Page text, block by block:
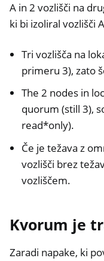
A in 2 vozlišči na
ki bi izoliral vozlišči
Tri vozlišča na
primeru 3), zato
The 2 nodes in
quorum (still 3),
read*only).
Če je težava z
vozlišči brez
vozliščem.
Kvorum je
Zaradi napake, ki